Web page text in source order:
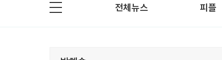
전체뉴스 피플